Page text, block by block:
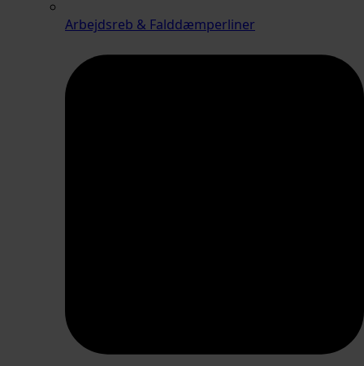
Arbejdsreb & Falddæmperliner